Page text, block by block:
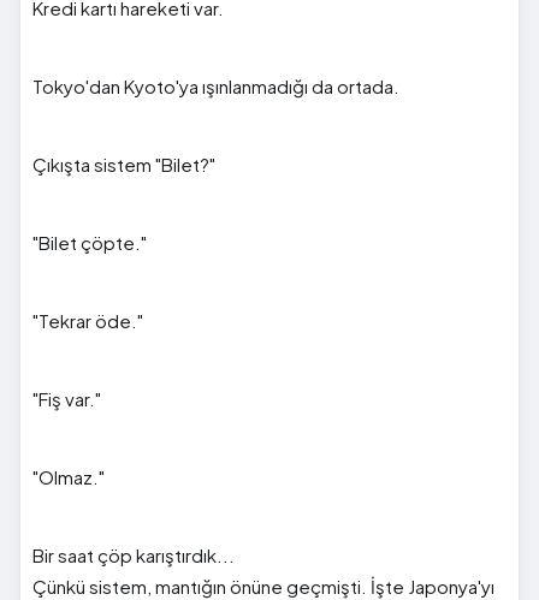
Kredi kartı hareketi var.
Tokyo'dan Kyoto'ya ışınlanmadığı da ortada.
Çıkışta sistem "Bilet?"
"Bilet çöpte."
"Tekrar öde."
"Fiş var."
"Olmaz."
Bir saat çöp karıştırdık...
Çünkü sistem, mantığın önüne geçmişti. İşte Japonya'yı